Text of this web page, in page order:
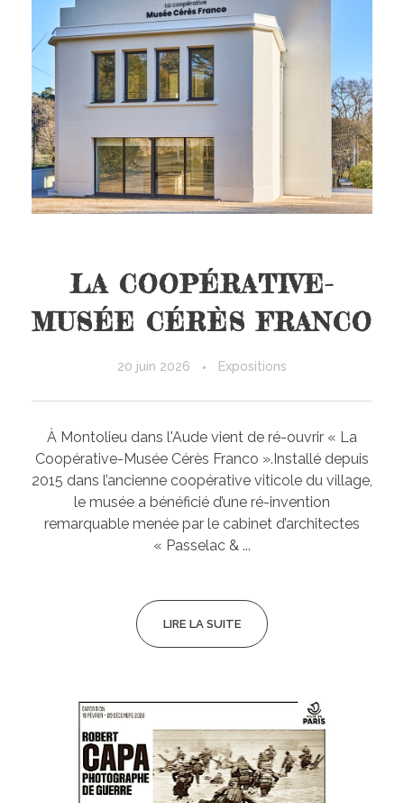
LA COOPÉRATIVE-
MUSÉE CÉRÈS FRANCO
20 juin 2026 Expositions
À Montolieu dans l'Aude vient de ré-ouvrir « La
Coopérative-Musée Cérès Franco ».Installé depuis
2015 dans l’ancienne coopérative viticole du village,
le musée a bénéficié d’une ré-invention
remarquable menée par le cabinet d’architectes
« Passelac & ...
LIRE LA SUITE